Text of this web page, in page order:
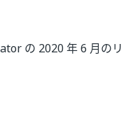
の 2020 年 6 月のリ